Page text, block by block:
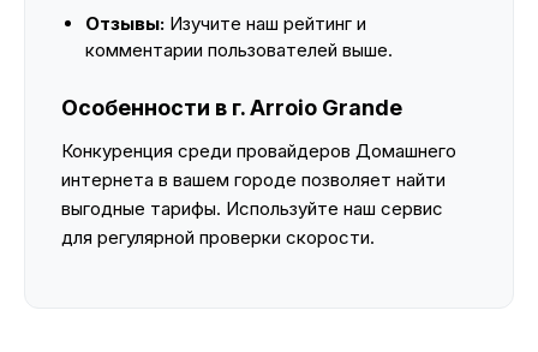
Отзывы: Изучите наш рейтинг и
комментарии пользователей выше.
Особенности в г. Arroio Grande
Конкуренция среди провайдеров Домашнего
интернета в вашем городе позволяет найти
выгодные тарифы. Используйте наш сервис
для регулярной проверки скорости.